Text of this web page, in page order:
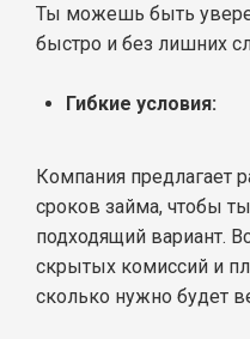
Ты можешь быть
быстро и без лишних
Гибкие условия:
Компания предлагает
сроков займа, чтобы
подходящий вариант.
скрытых комиссий и
сколько нужно будет